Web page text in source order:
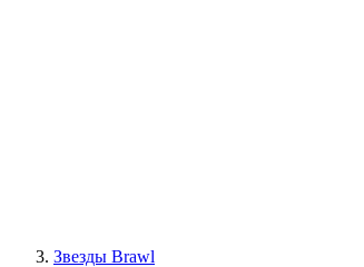
Звезды Brawl